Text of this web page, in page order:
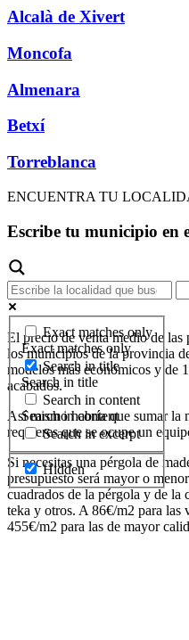
Alcalà de Xivert
Moncofa
Almenara
Betxí
Torreblanca
ENCUENTRA TU
Escribe tu municipio en
Exact matches only
Exact matches only
Search in title
Search in title
Search in content
Search in content
Search in excerpt
Hidden
El precio de venta medio de las
los municipios de la provincia
modelos más económicos y de
acabados.
Así mismo habría que sumar la
requieres que se ocupe un
Si necesitas una pérgola de
presupuesto será mayor o
cuadrados de la pérgola y de la
teka y otros. A 86€/m2 para las
455€/m2 para las de mayor